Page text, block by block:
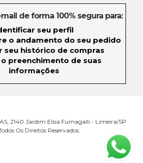
de forma 100% segura para:
seu perfil
o andamento do seu pedido
seu histórico de compras
preenchimento de suas
informações
2140 Jardim Elisa Fumagalli - Limeira/SP
Os Direitos Reservados.